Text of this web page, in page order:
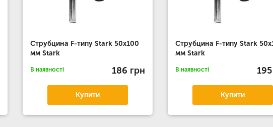
Струбцина F-типу Stark 50x100
мм Stark
В наявності 186 грн
Купити
Струбцина F-типу Stark
мм Stark
В наявності
Купити